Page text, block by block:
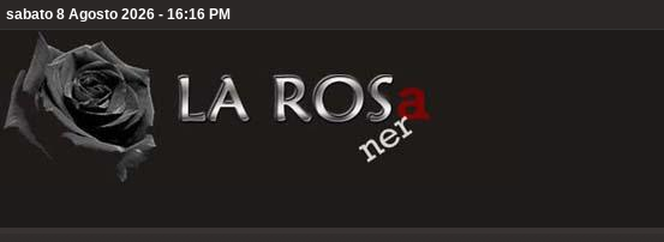
sabato 8 Agosto 2026 - 16:16 PM